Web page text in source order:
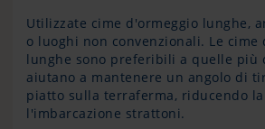
Utilizzate cime d'ormeggio lunghe,
o luoghi non convenzionali. Le cime
lunghe sono preferibili a quelle più
aiutano a mantenere un angolo di
piatto sulla terraferma, riducendo
l'imbarcazione strattoni.